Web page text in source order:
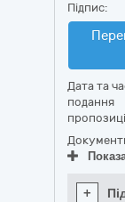
Підпис:
Дата та
подання
+